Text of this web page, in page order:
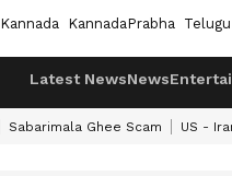
Kannada KannadaPrabha Telugu
Latest NewsNews
Sabarimala Ghee Scam US -